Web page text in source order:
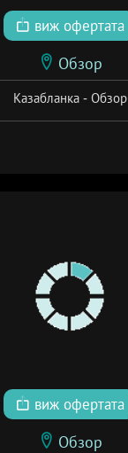
виж офертата
Обзор
Казабланка - Обзор
виж офертата
Обзор